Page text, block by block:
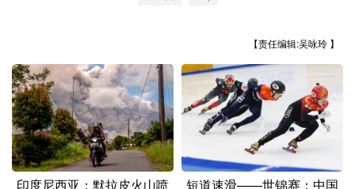
【责任编辑:吴咏玲 】
印度尼西亚：默拉皮火山喷
短道速滑——世锦赛：中国